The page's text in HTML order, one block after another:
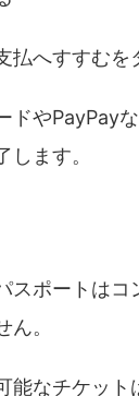
払へすすむを
ドやPayPay
します。
スポートはコ
。
能なチケット